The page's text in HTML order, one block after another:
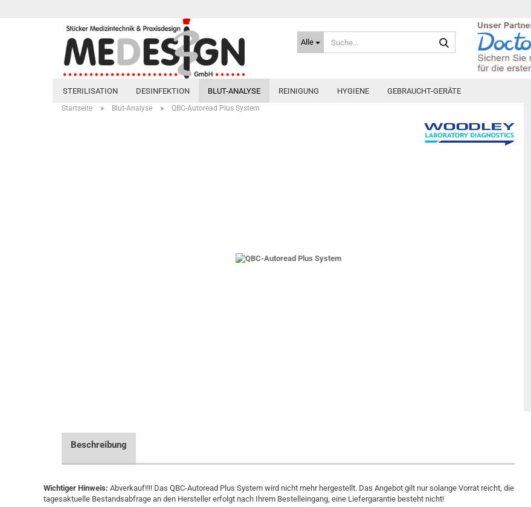
Alle
Suche...
STERILISATION DESINFEKTION BLUT-ANALYSE REINIGUNG HYGIENE GEBRAUCHT-GERÄTE
Startseite » Blut-Analyse » QBC-Autoread Plus System
Beschreibung
Wichtiger Hinweis: Abverkauf!!!! Das QBC-Autoread Plus System wird nicht mehr hergestellt. Das Angebot gilt nur solange Vorrat reicht, die
tagesaktuelle Bestandsabfrage an den Hersteller erfolgt nach Ihrem Bestelleingang, eine Liefergarantie besteht nicht!